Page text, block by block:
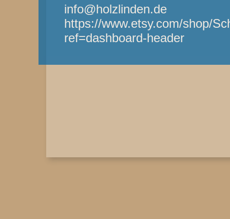
info@holzlinden.de
https://www.etsy.com/shop/
ref=dashboard-header